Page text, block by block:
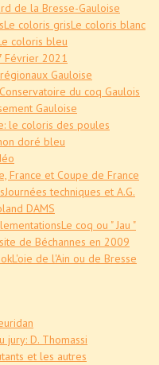
de la Bresse-Gauloise
Le coloris grisLe coloris blanc
coloris bleu
Février 2021
Gauloise
Conservatoire du coq Gaulois
Gauloise
le coloris des poules
doré bleu
France et Coupe de France
Journées techniques et A.G.
DAMS
Le coq ou " Jau "
de Béchannes en 2009
L'oie de l'Ain ou de Bresse
jury: D. Thomassi
et les autres